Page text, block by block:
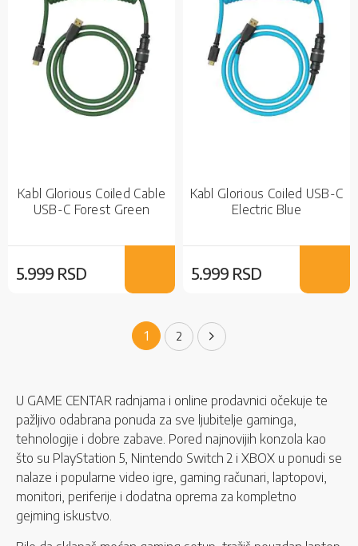
Kabl Glorious Coiled Cable
USB-C Forest Green
5.999 RSD
Kabl Glorious Coiled USB-C
Electric Blue
5.999 RSD
Page
You're currently reading page
1 Page
2 Page
Sledeće
U GAME CENTAR radnjama i online prodavnici očekuje te
pažljivo odabrana ponuda za sve ljubitelje gaminga,
tehnologije i dobre zabave. Pored najnovijih konzola kao
što su PlayStation 5, Nintendo Switch 2 i XBOX u ponudi se
nalaze i popularne video igre, gaming računari, laptopovi,
monitori, periferije i dodatna oprema za kompletno
gejming iskustvo.